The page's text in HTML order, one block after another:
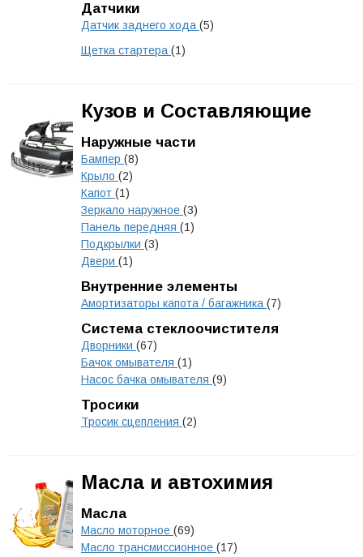
Датчики
Датчик заднего хода (5)
Щетка стартера (1)
Кузов и Составляющие
Наружные части
Бампер (8)
Крыло (2)
Капот (1)
Зеркало наружное (3)
Панель передняя (1)
Подкрылки (3)
Двери (1)
Внутренние элементы
Амортизаторы капота / багажника (7)
Система стеклоочистителя
Дворники (67)
Бачок омывателя (1)
Насос бачка омывателя (9)
Тросики
Тросик сцепления (2)
Масла и автохимия
Масла
Масло моторное (69)
Масло трансмиссионное (17)